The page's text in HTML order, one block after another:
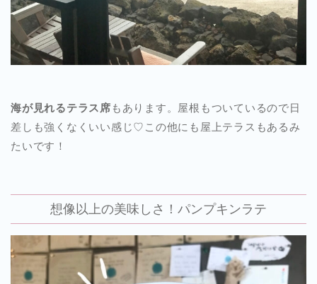
海が見れるテラス席 もあります。屋根もついているので日
差しも強くなくいい感じ♡この他にも屋上テラスもあるみ
たいです！
想像以上の美味しさ！パンプキンラテ